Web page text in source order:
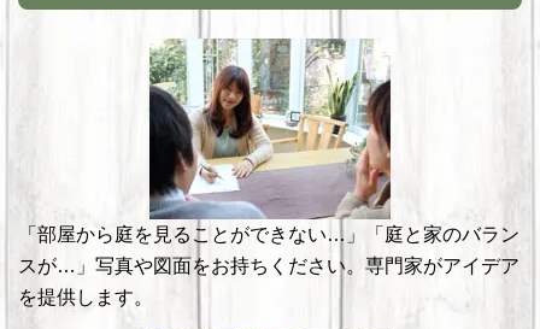
「部屋から庭を見ることができない…」「庭と家のバラン
スが…」写真や図面をお持ちください。専門家がアイデア
を提供します。